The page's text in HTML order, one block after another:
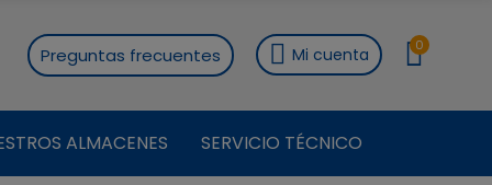
Preguntas frecuentes Mi cuenta 0
ALMACENES SERVICIO TÉCNICO